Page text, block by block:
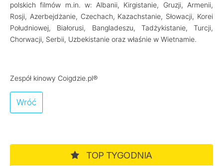
polskich filmów m.in. w: Albanii, Kirgistanie, Gruzji, Armenii,
Rosji, Azerbejdżanie, Czechach, Kazachstanie, Słowacji, Korei
Południowej, Białorusi, Bangladeszu, Tadżykistanie, Turcji,
Chorwacji, Serbii, Uzbekistanie oraz właśnie w Wietnamie.
Zespół kinowy Coigdzie.pl®
Wróć
TOP TYGODNIA